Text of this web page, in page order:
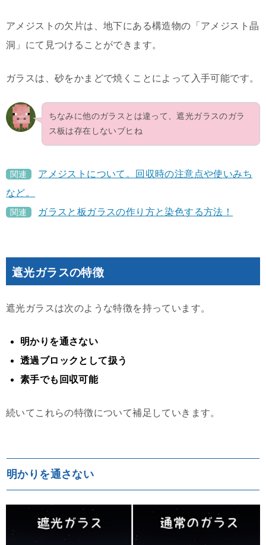
アメジストの欠片は、地下にある構造物の「アメジスト晶
洞」にて見つけることができます。
ガラスは、砂をかまどで焼くことによって入手可能です。
ちなみに他のガラスとは違って、遮光ガラスのガラ
ス板は存在しないブヒね
関連
アメジストについて。回収時の注意点や使いみち
など。
関連 ガラスと板ガラスの作り方と染色する方法！
遮光ガラスの特徴
遮光ガラスは次のような特徴を持っています。
明かりを通さない
透過ブロックとして扱う
素手でも回収可能
続いてこれらの特徴について補足していきます。
明かりを通さない